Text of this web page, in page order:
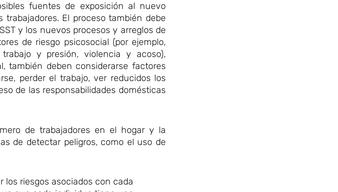
fuentes de exposición al nuevo
El proceso también debe
y los nuevos procesos y arreglos de
de riesgo psicosocial (por ejemplo,
y presión, violencia y acoso),
también deben considerarse factores
perder el trabajo, ver reducidos los
de las responsabilidades domésticas
de trabajadores en el hogar y la
de detectar peligros, como el uso de
los riesgos asociados con cada